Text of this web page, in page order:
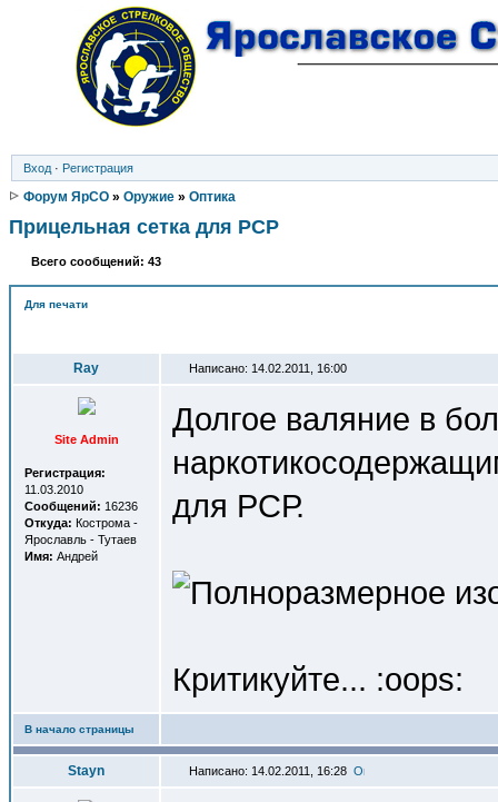
Вход · Регистрация
Форум ЯрСО » Оружие » Оптика
Прицельная сетка для PCP
Всего сообщений: 43
Для печати
Ray Написано: 14.02.2011, 16:00
Site Admin
Регистрация:
11.03.2010
Сообщений: 16236
Откуда: Кострома -
Ярославль - Тутаев
Имя: Андрей
Долгое валяние в
для РСР.
Критикуйте... :oops:
В начало страницы
Stayn Написано: 14.02.2011, 16:28